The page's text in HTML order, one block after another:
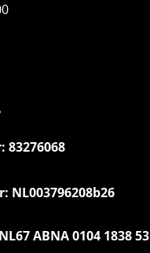
83276068
NL003796208b26
ABNA 0104 1838 53